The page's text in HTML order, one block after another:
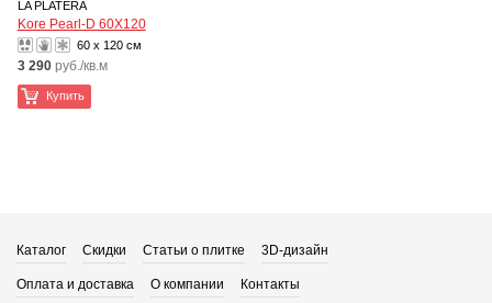
LA PLATERA
Kore Pearl-D 60X120
60 x 120 см
3 290 руб./кв.м
Купить
Каталог Скидки Статьи о плитке 3D-дизайн
Оплата и доставка О компании Контакты